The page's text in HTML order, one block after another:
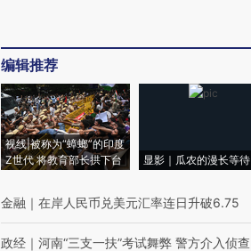
编辑推荐
视线|被称为“蟑螂”的印度
Z世代 将教育部长拱下台
显影｜瓜农的漫长等待
金融 ｜ 在岸人民币兑美元汇率连日升破6.75
政经 ｜ 河南“三支一扶”考试舞弊 警方介入侦查